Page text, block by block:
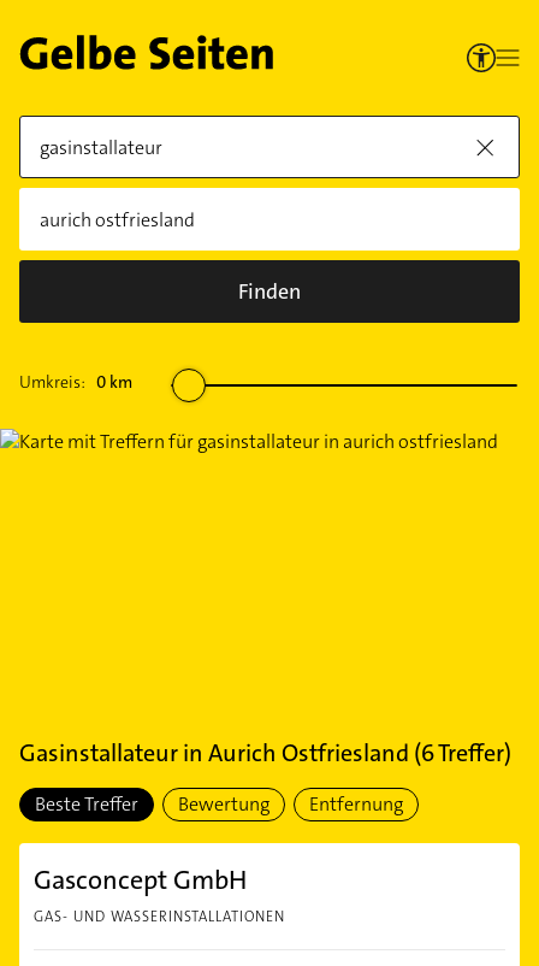
Finden
Umkreis: 0 km
Gasinstallateurin Aurich Ostfriesland (6Treffer)
Beste Treffer Bewertung Entfernung
Gasconcept GmbH
GAS- UND WASSERINSTALLATIONEN